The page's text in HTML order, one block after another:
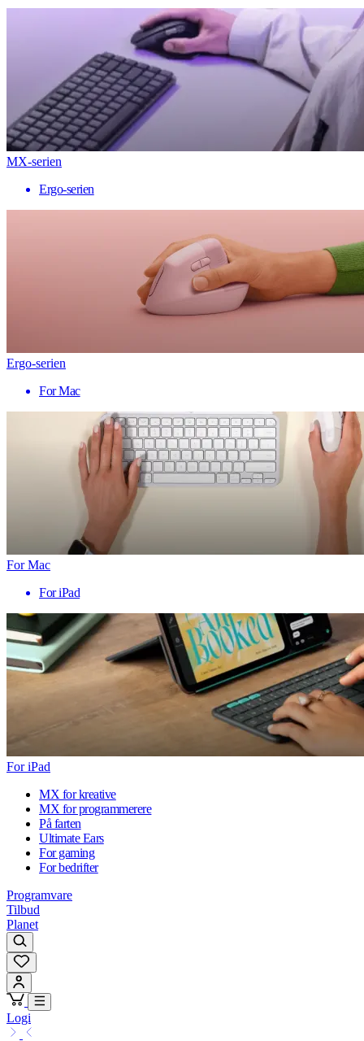
MX-serien
Ergo-serien
Ergo-serien
For Mac
For Mac
For iPad
For iPad
MX for kreative
MX for programmerere
På farten
Ultimate Ears
For gaming
For bedrifter
Programvare
Tilbud
Planet
Logi